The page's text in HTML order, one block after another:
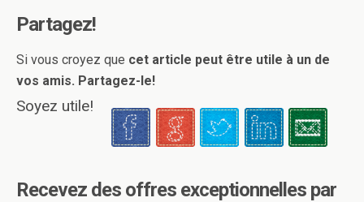
Partagez!
Si vous croyez que cet article peut être utile à un de
vos amis. Partagez-le!
Soyez utile!
Recevez des offres exceptionnelles par